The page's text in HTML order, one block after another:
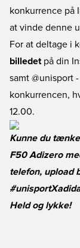
konkurrence på
at vinde denne
For at deltage i
billedet på din
samt @unisport
konkurrencen,
12.00.
Kunne du
F50 Adizero
telefon, upload
Held og lykke!